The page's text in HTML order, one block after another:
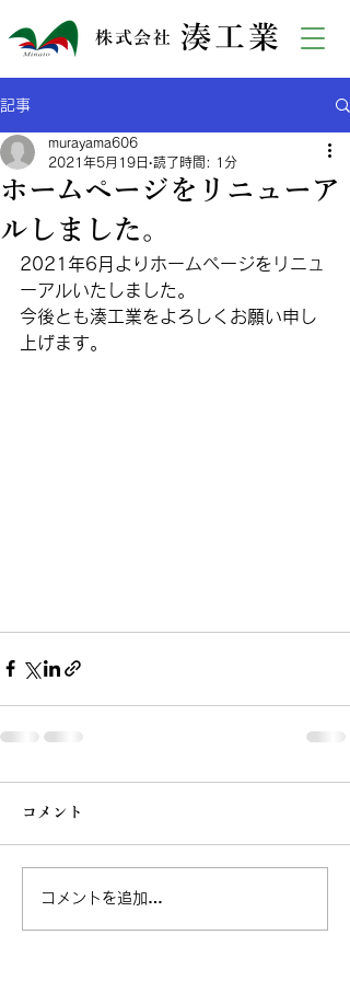
湊工業
株式会社
記事
ホームページをリニューア
ルしました。
murayama606
2021年5月19日 読了時間: 1分
2021年6月よりホームページをリニュ
ーアルいたしました。
今後とも湊工業をよろしくお願い申し
上げます。
コメント
コメントを追加…